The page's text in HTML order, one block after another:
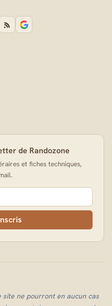
de Randozone
et fiches techniques,
ne pourront en aucun cas